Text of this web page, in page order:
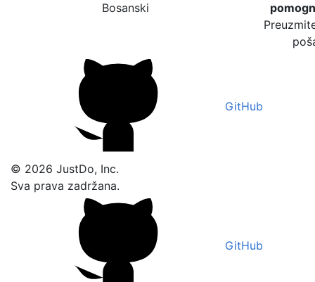
Bosanski
GitHub
© 2026 JustDo, Inc.
Sva prava zadržana.
GitHub